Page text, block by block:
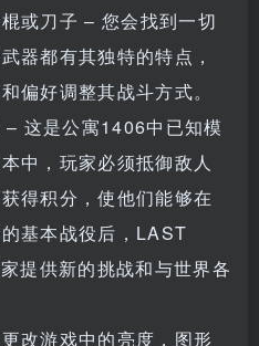
或刀子 – 您会找到一切
器都有其独特的特点，
偏好调整其战斗方式。
这是公寓1406中已知模
中，玩家必须抵御敌人
得积分，使他们能够在
基本战役后，LAST
提供新的挑战和与世界各
改游戏中的亮度，图形